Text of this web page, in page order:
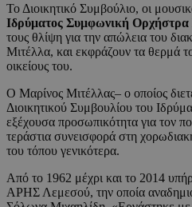
Το Διοικητικό Συμβούλιο, οι
Ιδρύματος Συμφωνική
τους θλίψη για την απώλεια του
Μιτέλλα, και εκφράζουν τα θερμά
οικείους του.
Ο Μαρίνος Μιτέλλας– ο οποίος
Διοικητικού Συμβουλίου του
εξέχουσα προσωπικότητα για τον
τεράστια συνεισφορά στη
του τόπου γενικότερα.
Από το 1962 μέχρι και το 2014
ΑΡΗΣ Λεμεσού, την οποία